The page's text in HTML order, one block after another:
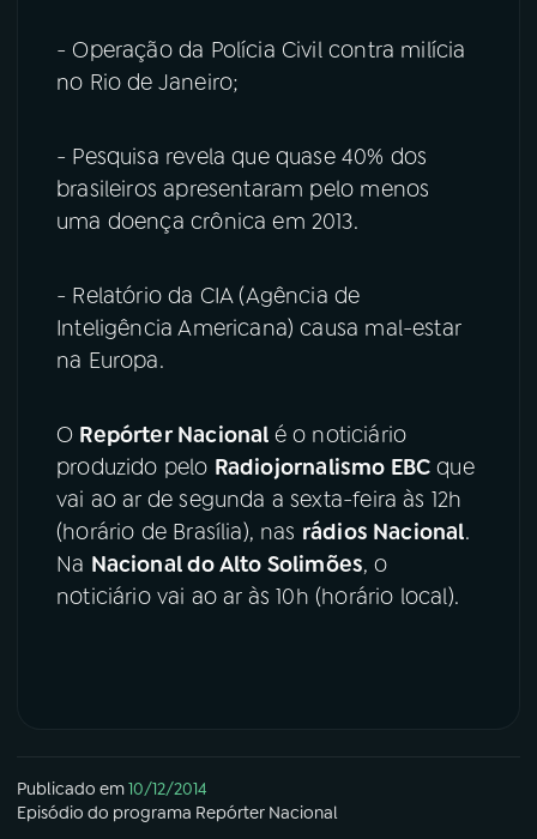
- Operação da Polícia Civil contra milícia
no Rio de Janeiro;
- Pesquisa revela que quase 40% dos
brasileiros apresentaram pelo menos
uma doença crônica em 2013.
- Relatório da CIA (Agência de
Inteligência Americana) causa mal-estar
na Europa.
O Repórter Nacional é o noticiário
produzido pelo Radiojornalismo EBC que
vai ao ar de segunda a sexta-feira às 12h
(horário de Brasília), nas rádios Nacional.
Na Nacional do Alto Solimões, o
noticiário vai ao ar às 10h (horário local).
Publicado em10/12/2014
Episódio do programa Repórter Nacional